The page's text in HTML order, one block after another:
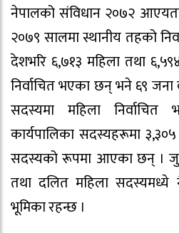
नेपालको संविधान २०७२ आएयता
२०७९ सालमा स्थानीय तहको
देशभरि ६,७१३ महिला तथा
निर्वाचित भएका छन् भने ६९
सदस्यमा महिला
कार्यपालिका सदस्यहरूमा
सदस्यको रूपमा आएका छन् । जुन
तथा दलित महिला सदस्यमध्ये
भूमिका रहन्छ ।